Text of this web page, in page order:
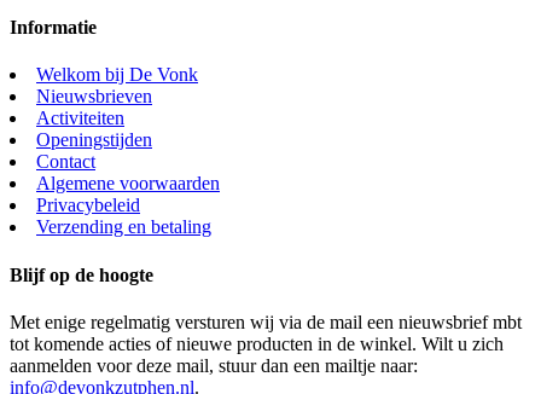
Informatie
Welkom bij De Vonk
Nieuwsbrieven
Activiteiten
Openingstijden
Contact
Algemene voorwaarden
Privacybeleid
Verzending en betaling
Blijf op de hoogte
Met enige regelmatig versturen wij via de mail een nieuwsbrief mbt
tot komende acties of nieuwe producten in de winkel. Wilt u zich
aanmelden voor deze mail, stuur dan een mailtje naar:
info@devonkzutphen.nl.